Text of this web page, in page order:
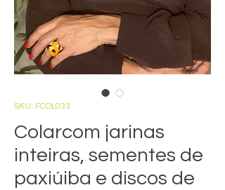
SKU: FCOL033
Colarcom jarinas
inteiras, sementes de
paxiúiba e discos de